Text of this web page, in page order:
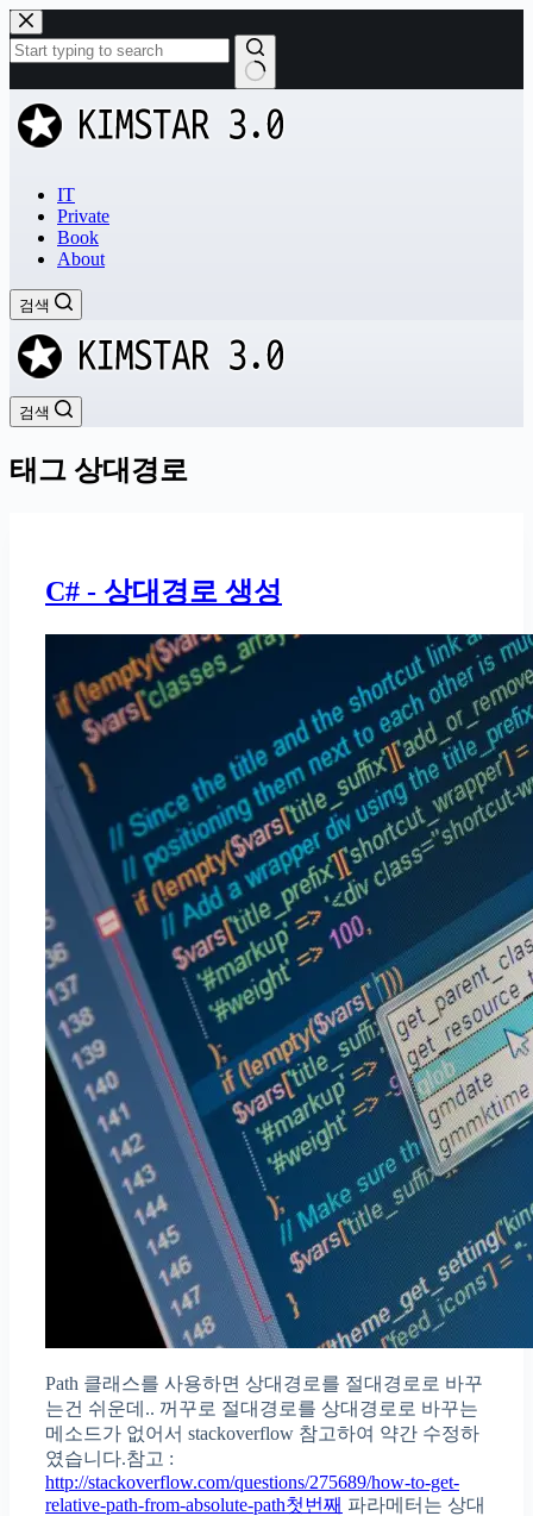
본
문
으
로
건
너
과
없
IT
Private
Book
About
검색
검색
태그 상대경로
C# - 상대경로 생성
Path 클래스를 사용하면 상대경로를 절대경로로 바꾸
는건 쉬운데.. 꺼꾸로 절대경로를 상대경로로 바꾸는
메소드가 없어서 stackoverflow 참고하여 약간 수정하
였습니다.참고 :
http://stackoverflow.com/questions/275689/how-to-get-
relative-path-from-absolute-path첫번째 파라메터는 상대